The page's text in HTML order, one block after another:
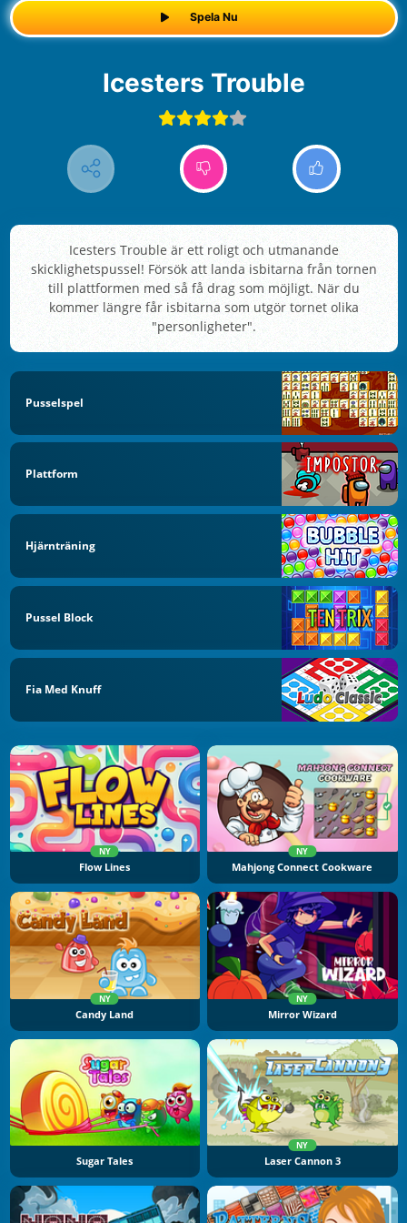
Spela Nu
Icesters Trouble
Icesters Trouble är ett roligt och utmanande
skicklighetspussel! Försök att landa isbitarna från tornen
till plattformen med så få drag som möjligt. När du
kommer längre får isbitarna som utgör tornet olika
"personligheter".
Pusselspel
Plattform
Hjärnträning
Pussel Block
Fia Med Knuff
NY
Flow Lines
NY
Mahjong Connect Cookware
NY
Candy Land
NY
Mirror Wizard
Sugar Tales
NY
Laser Cannon 3